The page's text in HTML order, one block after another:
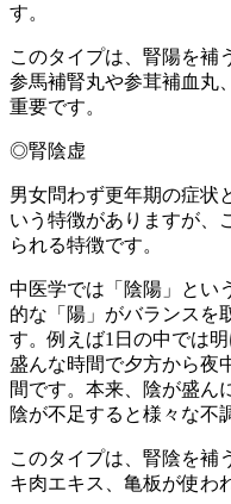
す。
このタイプは、腎陽を補
参馬補腎丸や参茸補血丸
重要です。
◎腎陰虚
男女問わず更年期の症状
いう特徴がありますが、
られる特徴です。
中医学では「陰陽」とい
的な「陽」がバランスを
す。例えば1日の中では
盛んな時間で夕方から夜
間です。本来、陰が盛ん
陰が不足すると様々な不
このタイプは、腎陰を補
キ肉エキス、亀板が使わ